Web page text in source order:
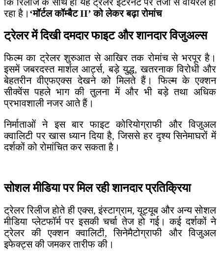
रहा है। ‘मॉर्टल कॉम्बैट II’ को लेकर बढ़ा रोमांच
ट्रेलर में दिखी दमदार फाइट और शानदार विजुअल्स
फिल्म का ट्रेलर शुरुआत से आखिर तक रोमांच से भरपूर है।
इसमें जबरदस्त मार्शल आर्ट्स, बड़े युद्ध, खतरनाक विरोधी और
बेहतरीन वीएफएक्स देखने को मिलते हैं। फिल्म के एक्शन
सीक्वेंस पहले भाग की तुलना में और भी बड़े तथा अधिक
प्रभावशाली नजर आते हैं।
निर्माताओं ने इस बार फाइट कोरियोग्राफी और विजुअल
क्वालिटी पर खास ध्यान दिया है, जिससे हर दृश्य सिनेमाघरों में
दर्शकों को रोमांचित कर सकता है।
सोशल मीडिया पर मिल रही शानदार प्रतिक्रिया
ट्रेलर रिलीज होते ही एक्स, इंस्टाग्राम, यूट्यूब और अन्य सोशल
मीडिया प्लेटफॉर्म पर इसकी चर्चा तेज हो गई। कई दर्शकों ने
ट्रेलर की एक्शन क्वालिटी, सिनेमैटोग्राफी और विजुअल
इफेक्ट्स की जमकर तारीफ की।